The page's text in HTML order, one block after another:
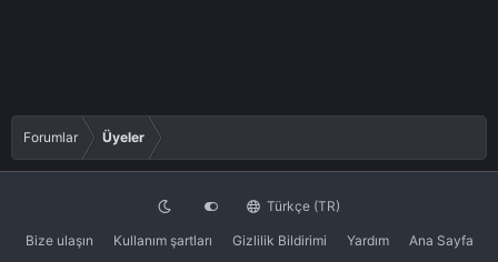
Forumlar Üyeler
Türkçe (TR)
Bize ulaşın Kullanım şartları Gizlilik Bildirimi Yardım Ana Sayfa